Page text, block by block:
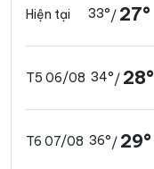
Hiện tại 33°/ 27°
T5 06/08 34°/ 28°
T6 07/08 36°/ 29°